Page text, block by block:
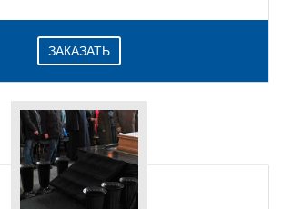
ЗАКАЗАТЬ
на обработку персональных данных